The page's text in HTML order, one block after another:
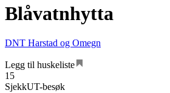
Blåvatnhytta
DNT Harstad og Omegn
Legg til huskeliste
15
SjekkUT-besøk